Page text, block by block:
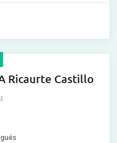
Ricaurte Castillo